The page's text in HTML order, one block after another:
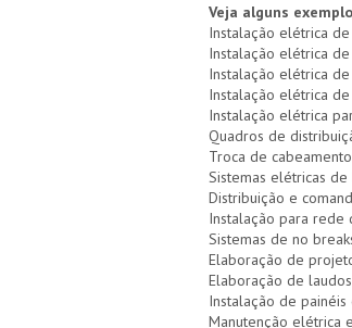
Veja alguns
Instalação elétrica
Instalação elétrica
Instalação elétrica
Instalação elétrica
Instalação elétrica
Quadros de
Troca de
Sistemas elétricas
Distribuição e
Instalação para rede
Sistemas de no
Elaboração de
Elaboração de
Instalação de
Manutenção elétrica